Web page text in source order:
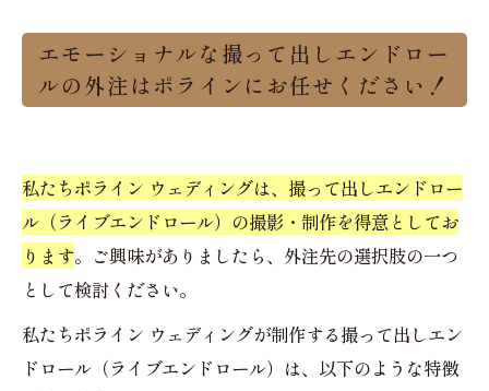
エモーショナルな撮って出しエンドロー
ルの外注はポラインにお任せください！
私たちポライン ウェディングは、撮って出しエンドロー
ル（ライブエンドロール）の撮影・制作を得意としてお
ります。ご興味がありましたら、外注先の選択肢の一つ
として検討ください。
私たちポライン ウェディングが制作する撮って出しエン
ドロール（ライブエンドロール）は、以下のような特徴